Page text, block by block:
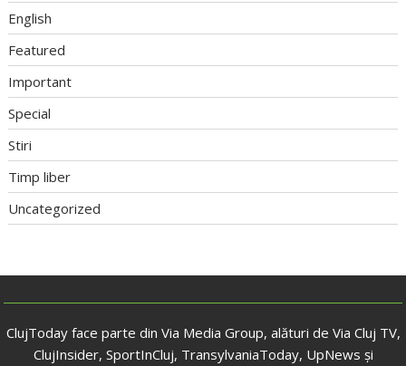
English
Featured
Important
Special
Stiri
Timp liber
Uncategorized
ClujToday face parte din Via Media Group, alături de Via Cluj TV,
ClujInsider, SportInCluj, TransylvaniaToday, UpNews și